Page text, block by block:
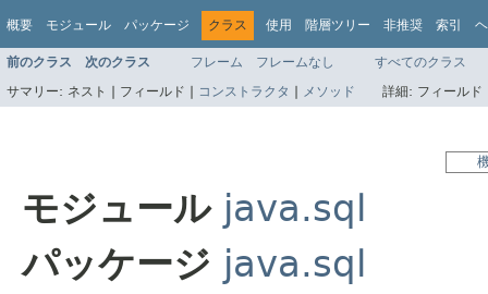
概要 モジュール パッケージ クラス 使用 階層ツリー 非推奨 索引
前のクラス 次のクラス フレーム フレームなし
すべてのクラス
サマリー: ネスト | フィールド | コンストラクタ | メソッド 詳細: フィール
モジュール java.sql
パッケージ java.sql